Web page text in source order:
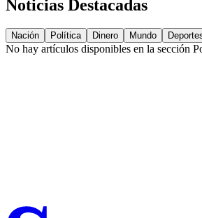
Noticias Destacadas
Nación Política Dinero Mundo
No hay artículos disponibles en la sección